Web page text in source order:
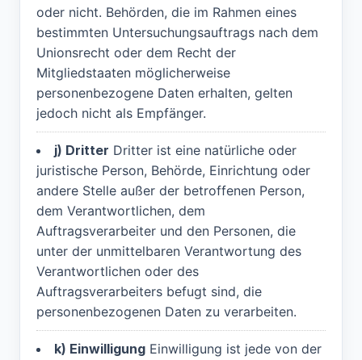
oder nicht. Behörden, die im Rahmen eines
bestimmten Untersuchungsauftrags nach dem
Unionsrecht oder dem Recht der
Mitgliedstaaten möglicherweise
personenbezogene Daten erhalten, gelten
jedoch nicht als Empfänger.
j) Dritter Dritter ist eine natürliche oder
juristische Person, Behörde, Einrichtung oder
andere Stelle außer der betroffenen Person,
dem Verantwortlichen, dem
Auftragsverarbeiter und den Personen, die
unter der unmittelbaren Verantwortung des
Verantwortlichen oder des
Auftragsverarbeiters befugt sind, die
personenbezogenen Daten zu verarbeiten.
k) Einwilligung Einwilligung ist jede von der